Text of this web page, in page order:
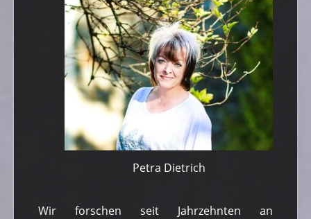
Petra Dietrich
Wir forschen seit Jahrzehnten an